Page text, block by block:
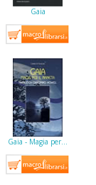
Gaia
Gaia - Magia per…